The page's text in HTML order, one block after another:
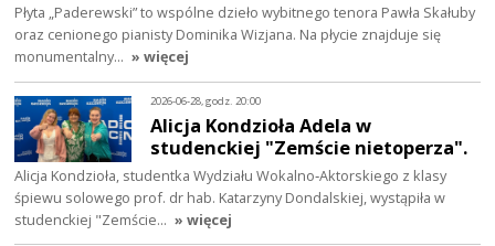
Płyta „Paderewski” to wspólne dzieło wybitnego tenora Pawła Skałuby
oraz cenionego pianisty Dominika Wizjana. Na płycie znajduje się
monumentalny… » więcej
2026-06-28, godz. 20:00
Alicja Kondzioła Adela w
studenckiej "Zemście nietoperza".
Alicja Kondzioła, studentka Wydziału Wokalno‑Aktorskiego z klasy
śpiewu solowego prof. dr hab. Katarzyny Dondalskiej, wystąpiła w
studenckiej "Zemście… » więcej